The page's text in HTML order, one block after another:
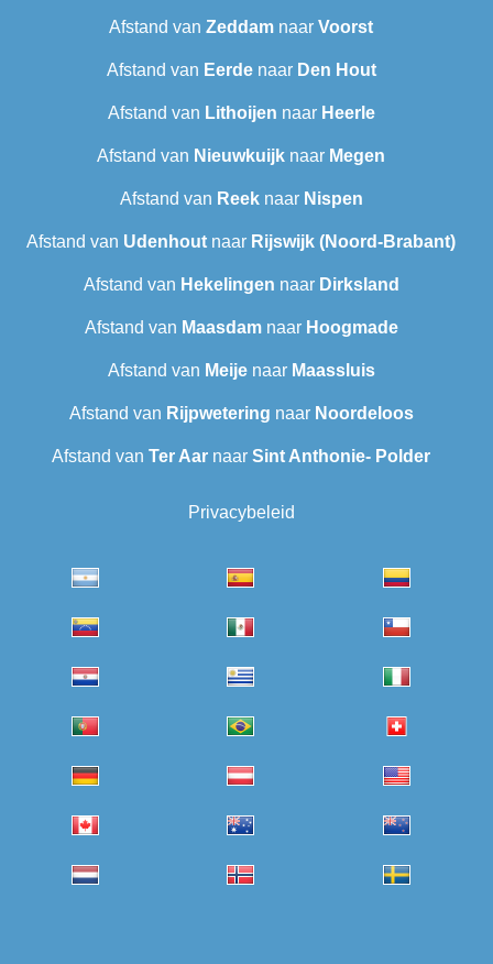
Afstand van Zeddam naar Voorst
Afstand van Eerdenaar Den Hout
Afstand van Lithoijen naar Heerle
Afstand van Nieuwkuijk naar Megen
Afstand van Reeknaar Nispen
Afstand van Udenhout naar Rijswijk (Noord-Brabant)
Afstand van Hekelingen naar Dirksland
Afstand van Maasdamnaar Hoogmade
Afstand van Meijenaar Maassluis
Afstand van Rijpwetering naar Noordeloos
Afstand van Ter Aar‎ naar Sint Anthonie- Polder
Privacybeleid